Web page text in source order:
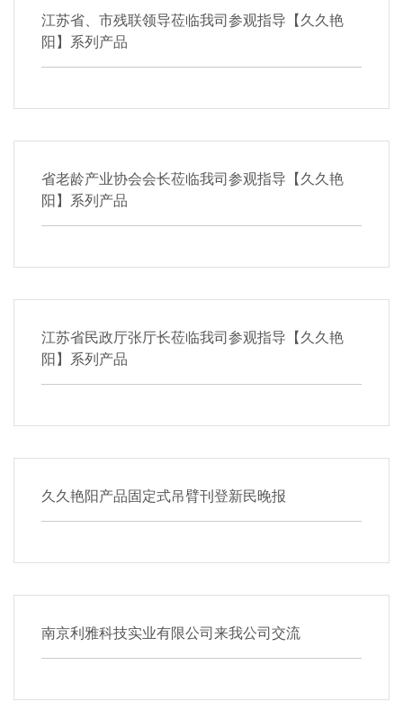
江苏省、市残联领导莅临我司参观指导【久久艳
阳】系列产品
省老龄产业协会会长莅临我司参观指导【久久艳
阳】系列产品
江苏省民政厅张厅长莅临我司参观指导【久久艳
阳】系列产品
久久艳阳产品固定式吊臂刊登新民晚报
南京利雅科技实业有限公司来我公司交流